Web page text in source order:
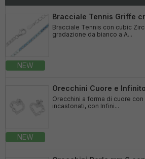
NEW
Bracciale Tennis Griffe
Bracciale Tennis con cubic
gradazione da bianco a A...
NEW
Orecchini Cuore e
Orecchini a forma di cuore
incastonati, con Infini...